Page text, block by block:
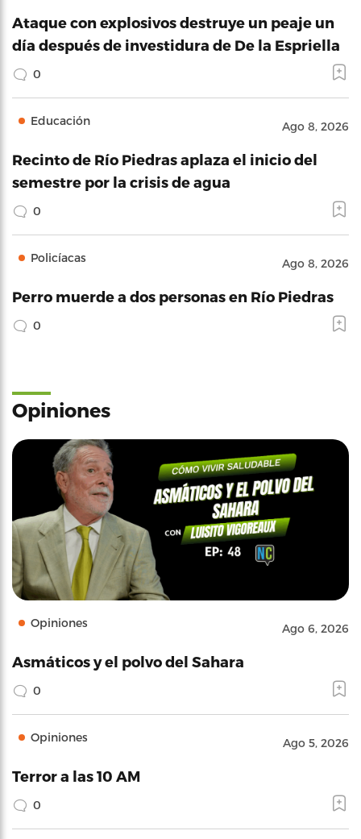
Ataque con explosivos destruye un peaje un
día después de investidura de De la Espriella
0
Educación Ago 8, 2026
Recinto de Río Piedras aplaza el inicio del
semestre por la crisis de agua
0
Policíacas Ago 8, 2026
Perro muerde a dos personas en Río Piedras
0
Opiniones
Opiniones Ago 6, 2026
Asmáticos y el polvo del Sahara
0
Opiniones Ago 5, 2026
Terror a las 10 AM
0